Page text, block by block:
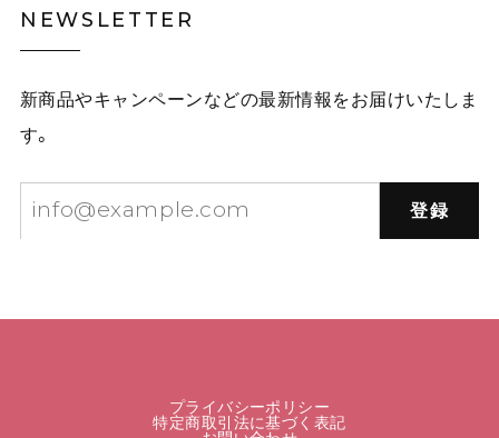
NEWSLETTER
新商品やキャンペーンなどの最新情報をお届けいたしま
す。
登録
プライバシーポリシー
特定商取引法に基づく表記